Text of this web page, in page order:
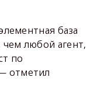
база
чем любой агент,
по
отметил